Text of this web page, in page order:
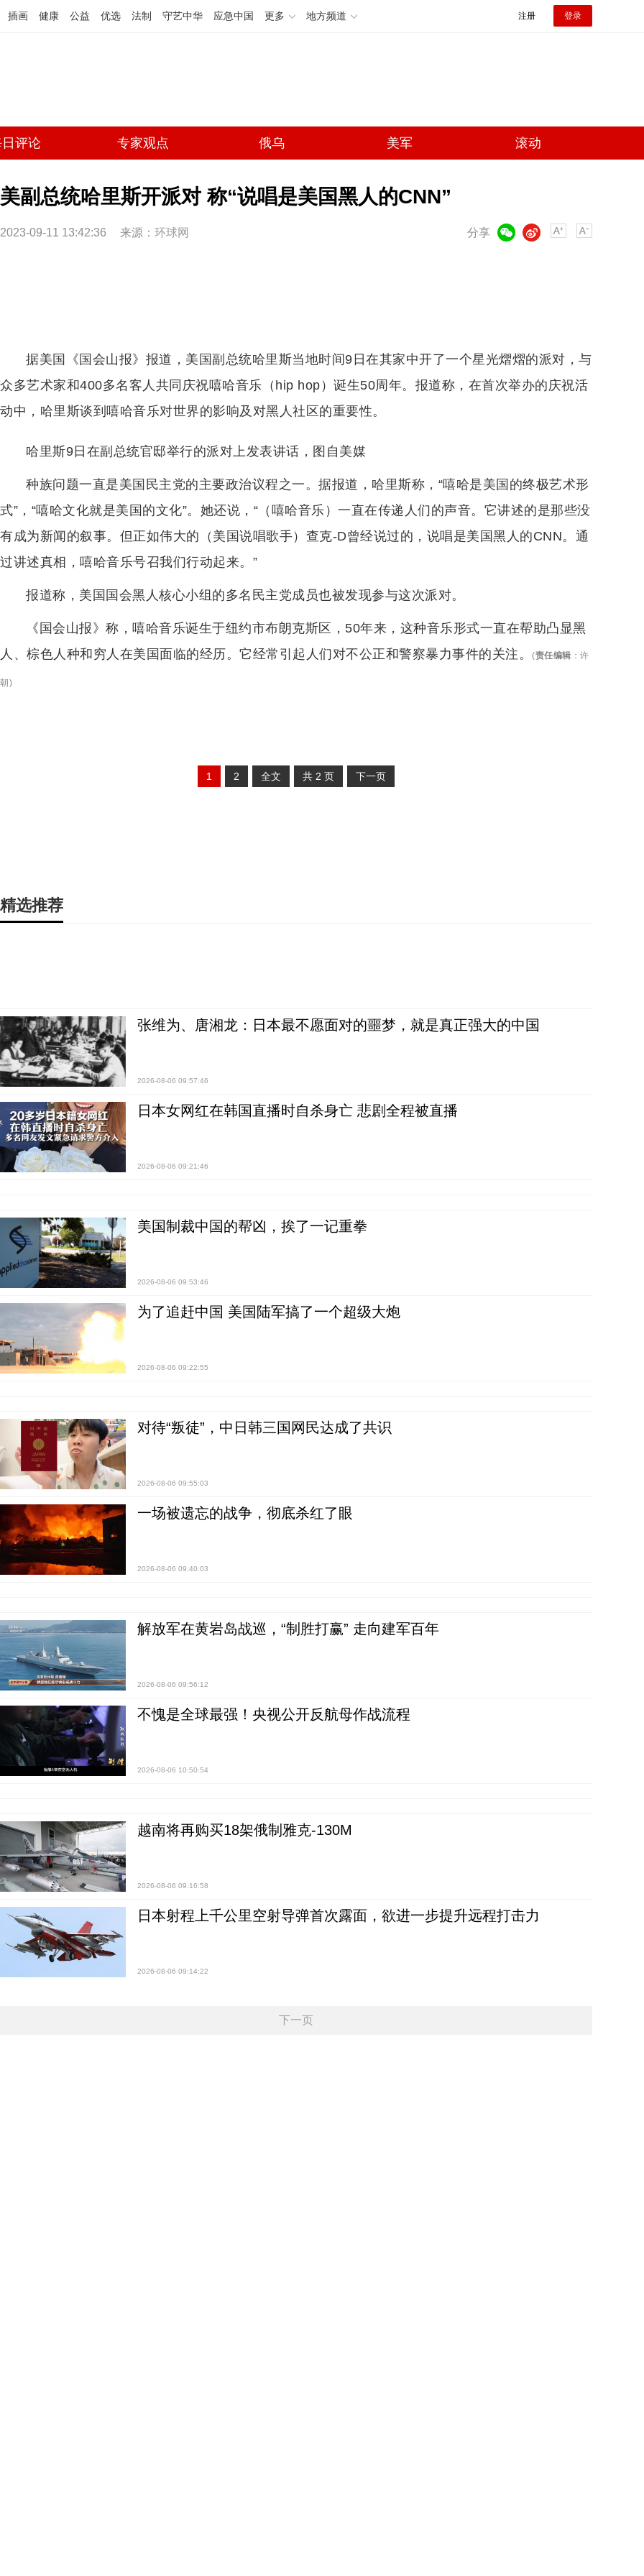
插画 健康 公益 优选 法制 守艺中华 应急中国 更多 地方频道 注册 登录
评论 专家观点 俄乌 美军 滚动
美副总统哈里斯开派对 称“说唱是美国黑人的CNN”
2023-09-11 13:42:36 来源： 环球网 分享
微博
据美国《国会山报》报道，美国副总统哈里斯当地时间9日在其家中开了一个星光熠熠的派对，与
众多艺术家和400多名客人共同庆祝嘻哈音乐（hip hop）诞生50周年。报道称，在首次举办的庆祝活
动中，哈里斯谈到嘻哈音乐对世界的影响及对黑人社区的重要性。
哈里斯9日在副总统官邸举行的派对上发表讲话，图自美媒
种族问题一直是美国民主党的主要政治议程之一。据报道，哈里斯称，“嘻哈是美国的终极艺术形
式”，“嘻哈文化就是美国的文化”。她还说，“（嘻哈音乐）一直在传递人们的声音。它讲述的是那些没
有成为新闻的叙事。但正如伟大的（美国说唱歌手）查克-D曾经说过的，说唱是美国黑人的CNN。通
过讲述真相，嘻哈音乐号召我们行动起来。”
报道称，美国国会黑人核心小组的多名民主党成员也被发现参与这次派对。
《国会山报》称，嘻哈音乐诞生于纽约市布朗克斯区，50年来，这种音乐形式一直在帮助凸显黑
人、棕色人种和穷人在美国面临的经历。它经常引起人们对不公正和警察暴力事件的关注。
(责任编辑 ： 许
朝 )
1 2 全文 共 2 页 下一页
精选推荐
张维为、唐湘龙：日本最不愿面对的噩梦，就是真正强大的中国
2026-08-06 09:57:46
日本女网红在韩国直播时自杀身亡 悲剧全程被直播
2026-08-06 09:21:46
美国制裁中国的帮凶，挨了一记重拳
2026-08-06 09:53:46
为了追赶中国 美国陆军搞了一个超级大炮
2026-08-06 09:22:55
对待“叛徒”，中日韩三国网民达成了共识
2026-08-06 09:55:03
一场被遗忘的战争，彻底杀红了眼
2026-08-06 09:40:03
解放军在黄岩岛战巡，“制胜打赢” 走向建军百年
2026-08-06 09:56:12
不愧是全球最强！央视公开反航母作战流程
2026-08-06 10:50:54
越南将再购买18架俄制雅克-130M
2026-08-06 09:16:58
日本射程上千公里空射导弹首次露面，欲进一步提升远程打击力
2026-08-06 09:14:22
下一页